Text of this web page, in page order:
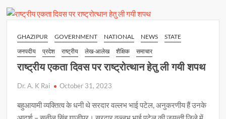
p
p
o
k
n
k
सुरेंद्र
GHAZIPUR GOVERNMENT NATIONAL NEWS
STATE
जनपदीय
प्रदेश राष्ट्रीय लेख-आलेख शैक्षिक समाचार
राष्ट्रीय एकता दिवस पर राष्ट्रोत्थान हेतु ली गयी शपथ
Dr. A. K Rai October 31, 2023
बहुआयामी व्यक्तित्व के धनी थे सरदार वल्लभ भाई पटेल, अनुकरणीय हैं उनके